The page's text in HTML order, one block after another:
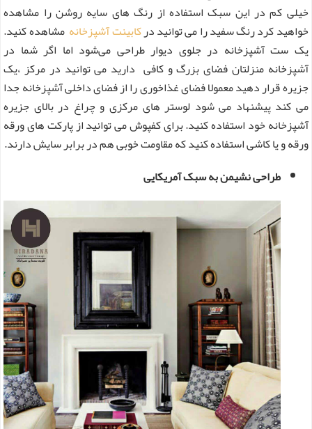
خیلی کم در این سبک استفاده از رنگ های سایه روشن را مشاهده
خواهید کرد رنگ سفید را می توانید درکابینت آشپزخانه مشاهده کنید.
یک ست آشپزخانه در جلوی دیوار طراحی می‌شود اما اگر شما در
آشپزخانه منزلتان فضای بزرگ و کافی دارید می توانید در مرکز ،یک
جزیره قرار دهید معمولا فضای غذاخوری را از فضای داخلی آشپزخانه جدا
می کند پیشنهاد می شود لوستر های مرکزی و چراغ در بالای جزیره
آشپزخانه خود استفاده کنید. برای کفپوش می ‌توانید از پارکت های ورقه
ورقه و یا کاشی استفاده کنید که مقاومت خوبی هم در برابر سایش دارند.
طراحی نشیمن به سبک آمریکایی